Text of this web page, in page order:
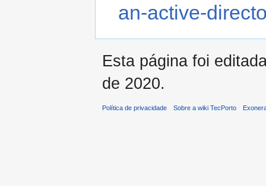
an-active-
Esta página foi
de 2020.
Política de privacidade Sobre a wiki TecPorto